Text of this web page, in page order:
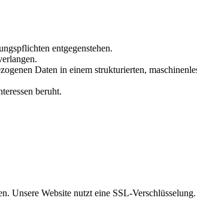
entgegenstehen.
Daten in einem strukturierten,
beruht.
Unsere Website nutzt eine SSL-Verschlüsselung.